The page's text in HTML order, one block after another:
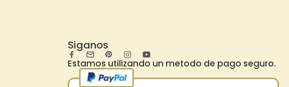
Siganos
Estamos utilizando un metodo de pago seguro.